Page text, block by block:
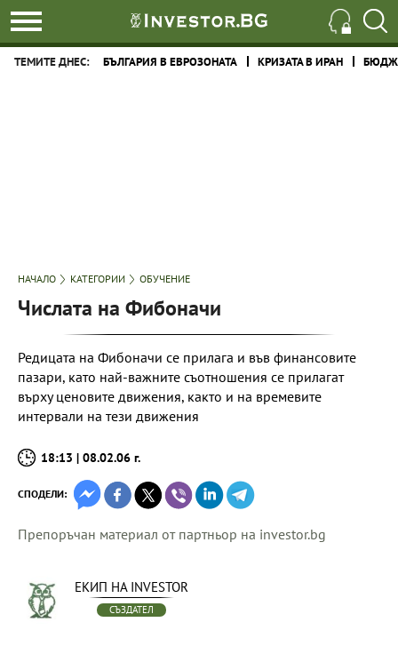
ТЕМИТЕ ДНЕС: БЪЛГАРИЯ В ЕВРОЗОНАТА КРИЗАТА В ИРАН
НАЧАЛО КАТЕГОРИИ ОБУЧЕНИЕ
Числата на Фибоначи
Редицата на Фибоначи се прилага и във финансовите
пазари, като най-важните съотношения се прилагат
върху ценовите движения, както и на времевите
интервали на тези движения
18:13 | 08.02.06 г.
СПОДЕЛИ:
Препоръчан материал от партньор на investor.bg
ЕКИП НА INVESTOR
СЪЗДАТЕЛ